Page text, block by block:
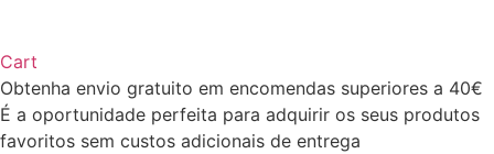
Cart
Obtenha envio gratuito em encomendas superiores a 40€
É a oportunidade perfeita para adquirir os seus produtos
favoritos sem custos adicionais de entrega